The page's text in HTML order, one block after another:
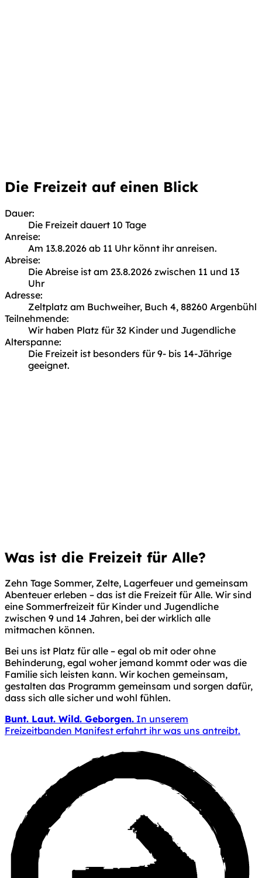
Die Freizeit auf einen Blick
Dauer:
Die Freizeit dauert 10 Tage
Anreise:
Am 13.8.2026 ab 11 Uhrkönnt ihr anreisen.
Abreise:
Die Abreise ist am 23.8.2026 zwischen 11 und 13
Uhr
Adresse:
Zeltplatz am Buchweiher, Buch 4, 88260 Argenbühl
Teilnehmende:
Wir haben Platz für32 Kinder und Jugendliche
Alterspanne:
Die Freizeit ist besonders für 9- bis 14-Jährige
geeignet.
Was ist die Freizeit für Alle?
Zehn Tage Sommer, Zelte, Lagerfeuer und gemeinsam
Abenteuer erleben – das ist die Freizeit für Alle. Wir sind
eine Sommerfreizeit für Kinder und Jugendliche
zwischen 9 und 14 Jahren, bei der wirklich alle
mitmachen können.
Bei uns ist Platz für alle – egal ob mit oder ohne
Behinderung, egal woher jemand kommt oder was die
Familie sich leisten kann. Wir kochen gemeinsam,
gestalten das Programm gemeinsam und sorgen dafür,
dass sich alle sicher und wohl fühlen.
Bunt. Laut. Wild. Geborgen. In unserem
Freizeitbanden Manifest erfahrt ihr was uns antreibt.